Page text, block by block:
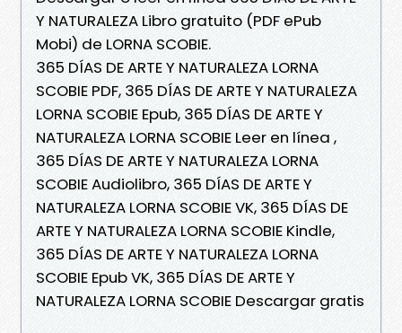
Y NATURALEZA Libro gratuito (PDF ePub
Mobi) de LORNA SCOBIE.
365 DÍAS DE ARTE Y NATURALEZA LORNA
SCOBIE PDF, 365 DÍAS DE ARTE Y NATURALEZA
LORNA SCOBIE Epub, 365 DÍAS DE ARTE Y
NATURALEZA LORNA SCOBIE Leer en línea ,
365 DÍAS DE ARTE Y NATURALEZA LORNA
SCOBIE Audiolibro, 365 DÍAS DE ARTE Y
NATURALEZA LORNA SCOBIE VK, 365 DÍAS DE
ARTE Y NATURALEZA LORNA SCOBIE Kindle,
365 DÍAS DE ARTE Y NATURALEZA LORNA
SCOBIE Epub VK, 365 DÍAS DE ARTE Y
NATURALEZA LORNA SCOBIE Descargar gratis